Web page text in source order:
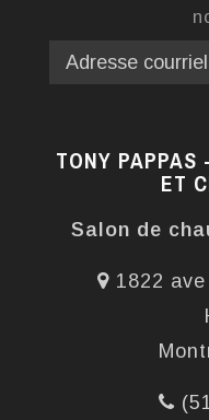
TONY PAPPAS
ET
Salon de
1822